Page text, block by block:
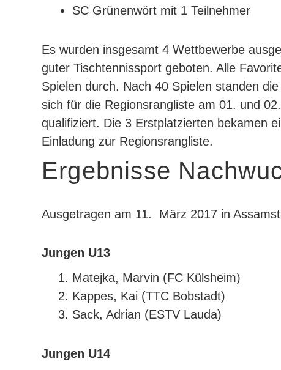
SC Grünenwört mit 1 Teilnehmer
Es wurden insgesamt 4 Wettbewerbe
guter Tischtennissport geboten. Alle
Spielen durch. Nach 40 Spielen standen
sich für die Regionsrangliste am 01. und
qualifiziert. Die 3 Erstplatzierten bekamen
Einladung zur Regionsrangliste.
Ergebnisse
Ausgetragen am 11. März 2017 in
Jungen U13
Matejka, Marvin (FC Külsheim)
Kappes, Kai (TTC Bobstadt)
Sack, Adrian (ESTV Lauda)
Jungen U14